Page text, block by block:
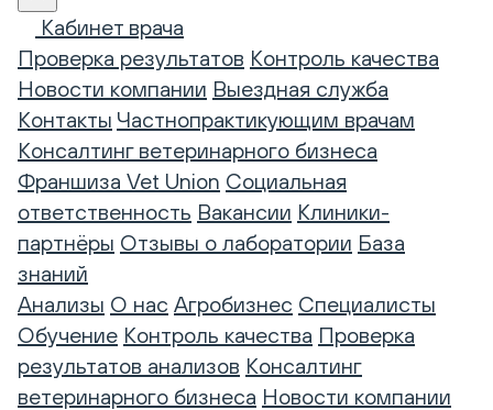
Кабинет врача
Проверка результатов Контроль качества
Новости компании Выездная служба
Контакты Частнопрактикующим врачам
Консалтинг ветеринарного бизнеса
Франшиза Vet Union Социальная
ответственность Вакансии Клиники-
партнёры Отзывы о лаборатории База
знаний
Анализы О нас Агробизнес Специалисты
Обучение Контроль качества Проверка
результатов анализов Консалтинг
ветеринарного бизнеса Новости компании